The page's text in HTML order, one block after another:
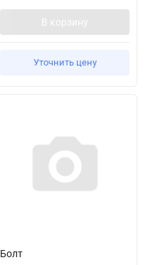
В корзину
Уточнить цену
Болт